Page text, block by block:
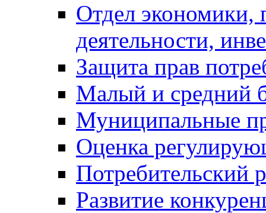
Отдел экономики,
деятельности,
Защита прав
Малый и средний
Муниципальные
Оценка
Потребительский
Развитие